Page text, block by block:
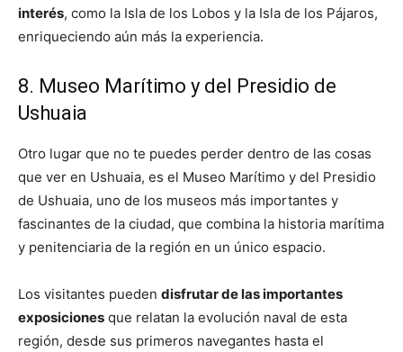
interés, como la Isla de los Lobos y la Isla de los Pájaros,
enriqueciendo aún más la experiencia.
8. Museo Marítimo y del Presidio de
Ushuaia
Otro lugar que no te puedes perder dentro de las cosas
que ver en Ushuaia, es el Museo Marítimo y del Presidio
de Ushuaia, uno de los museos más importantes y
fascinantes de la ciudad, que combina la historia marítima
y penitenciaria de la región en un único espacio.
Los visitantes pueden disfrutar de las importantes
exposiciones que relatan la evolución naval de esta
región, desde sus primeros navegantes hasta el